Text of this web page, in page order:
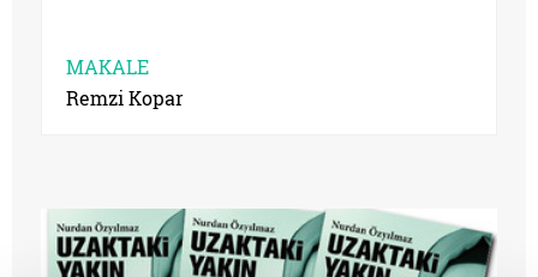
MAKALE
Remzi Kopar